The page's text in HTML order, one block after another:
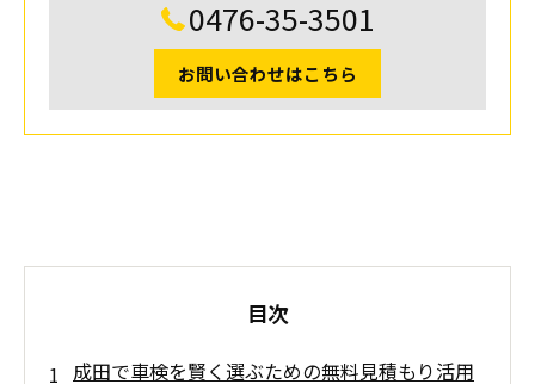
0476-35-3501
お問い合わせはこちら
目次
成田で車検を賢く選ぶための無料見積もり活用